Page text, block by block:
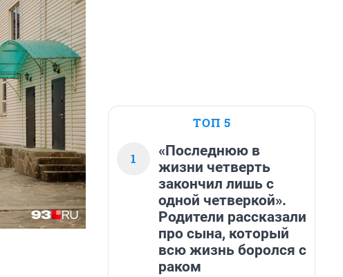
ТОП 5
1
«Последнюю в
жизни четверть
закончил лишь с
одной четверкой».
Родители рассказали
про сына, который
всю жизнь боролся с
раком